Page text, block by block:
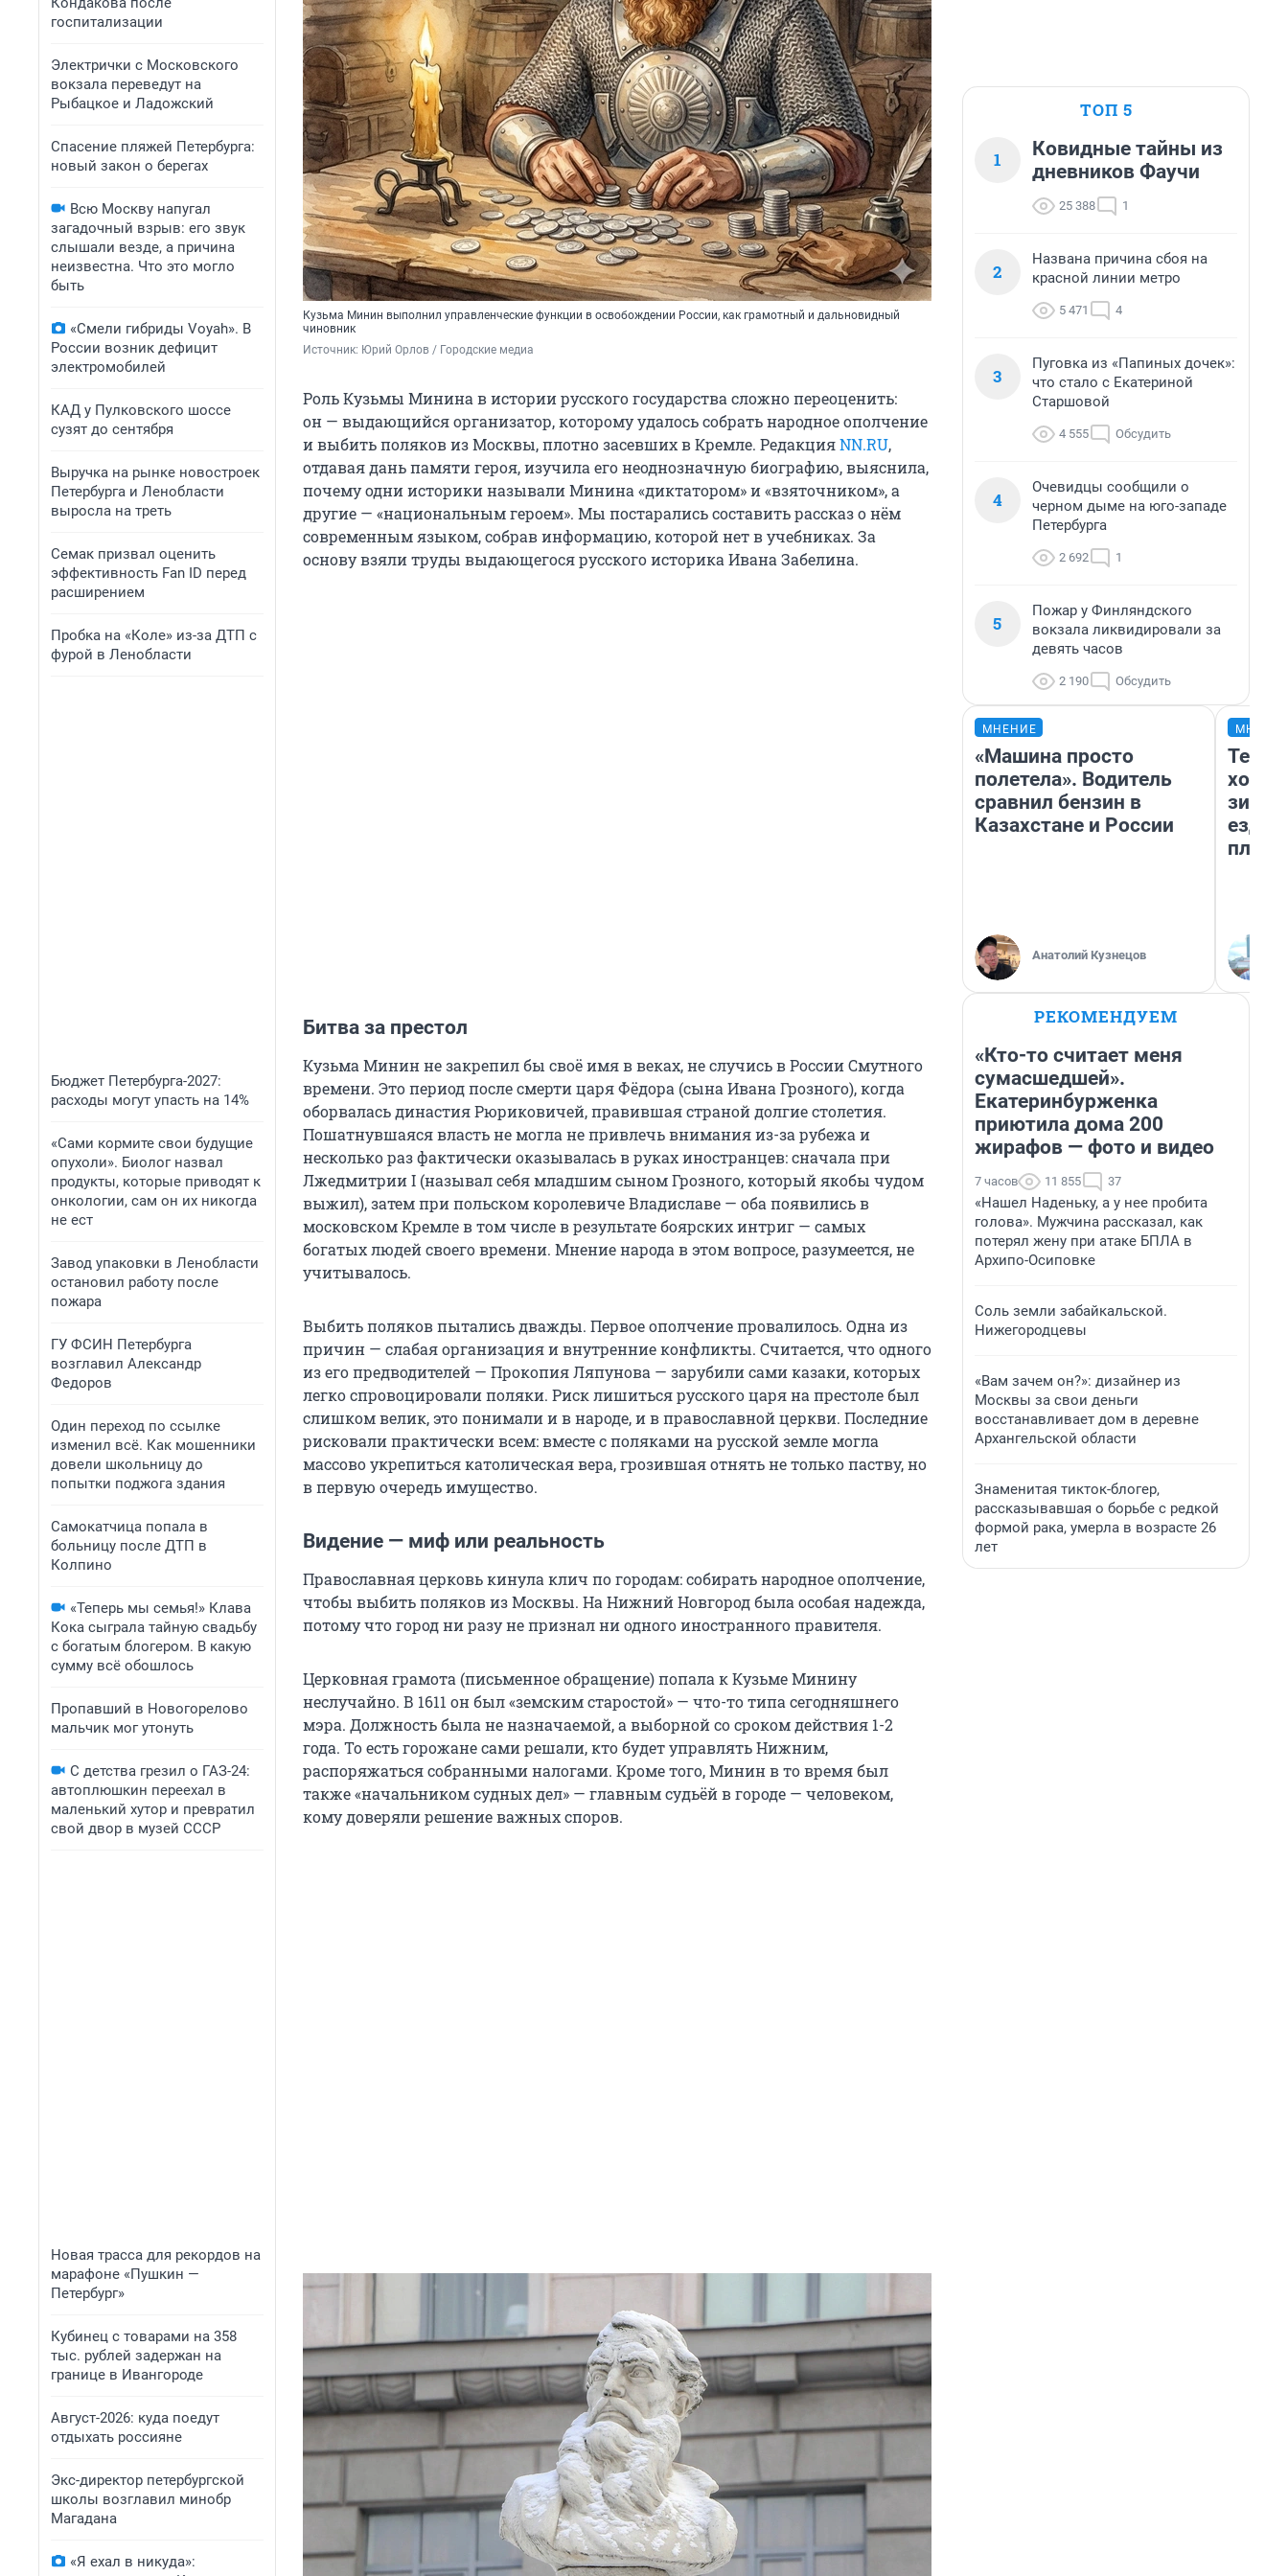
госпитализации
Электрички с Московского
вокзала переведут на
Рыбацкое и Ладожский
Спасение пляжей Петербурга:
новый закон о берегах
Всю Москву напугал
загадочный взрыв: его звук
слышали везде, а причина
неизвестна. Что это могло
быть
«Смели гибриды Voyah». В
России возник дефицит
электромобилей
КАД у Пулковского шоссе
сузят до сентября
Выручка на рынке новостроек
Петербурга и Ленобласти
выросла на треть
Семак призвал оценить
эффективность Fan ID перед
расширением
Пробка на «Коле» из-за ДТП с
фурой в Ленобласти
Бюджет Петербурга-2027:
расходы могут упасть на 14%
«Сами кормите свои будущие
опухоли». Биолог назвал
продукты, которые приводят к
онкологии, сам он их никогда
не ест
Завод упаковки в Ленобласти
остановил работу после
пожара
ГУ ФСИН Петербурга
возглавил Александр
Федоров
Один переход по ссылке
изменил всё. Как мошенники
довели школьницу до
попытки поджога здания
Самокатчица попала в
больницу после ДТП в
Колпино
«Теперь мы семья!» Клава
Кока сыграла тайную свадьбу
с богатым блогером. В какую
сумму всё обошлось
Пропавший в Новогорелово
мальчик мог утонуть
С детства грезил о ГАЗ-24:
автоплюшкин переехал в
маленький хутор и превратил
свой двор в музей СССР
Новая трасса для рекордов на
марафоне «Пушкин —
Петербург»
Кубинец с товарами на 358
тыс. рублей задержан на
границе в Ивангороде
Август-2026: куда поедут
отдыхать россияне
Экс-директор петербургской
школы возглавил минобр
Магадана
«Я ехал в никуда»:
Кузьма Минин выполнил управленческие функции в освобождении России, как грамотный и дальновидный
чиновник
Источник: Юрий Орлов / Городские медиа
Роль Кузьмы Минина в истории русского государства сложно переоценить:
он — выдающийся организатор, которому удалось собрать народное ополчение
и выбить поляков из Москвы, плотно засевших в Кремле. РедакцияNN.RU,
отдавая дань памяти героя, изучила его неоднозначную биографию, выяснила,
почему одни историки называли Минина «диктатором» и «взяточником», а
другие — «национальным героем». Мы постарались составить рассказ о нём
современным языком, собрав информацию, которой нет в учебниках. За
основу взяли труды выдающегося русского историка Ивана Забелина.
Битва за престол
Кузьма Минин не закрепил бы своё имя в веках, не случись в России Смутного
времени. Это период после смерти царя Фёдора (сына Ивана Грозного), когда
оборвалась династия Рюриковичей, правившая страной долгие столетия.
Пошатнувшаяся власть не могла не привлечь внимания из-за рубежа и
несколько раз фактически оказывалась в руках иностранцев: сначала при
Лжедмитрии I (называл себя младшим сыном Грозного, который якобы чудом
выжил), затем при польском королевиче Владиславе — оба появились в
московском Кремле в том числе в результате боярских интриг — самых
богатых людей своего времени. Мнение народа в этом вопросе, разумеется, не
учитывалось.
Выбить поляков пытались дважды. Первое ополчение провалилось. Одна из
причин — слабая организация и внутренние конфликты. Считается, что одного
из его предводителей — Прокопия Ляпунова — зарубили сами казаки, которых
легко спровоцировали поляки. Риск лишиться русского царя на престоле был
слишком велик, это понимали и в народе, и в православной церкви. Последние
рисковали практически всем: вместе с поляками на русской земле могла
массово укрепиться католическая вера, грозившая отнять не только паству, но
в первую очередь имущество.
Видение — миф или реальность
Православная церковь кинула клич по городам: собирать народное ополчение,
чтобы выбить поляков из Москвы. На Нижний Новгород была особая надежда,
потому что город ни разу не признал ни одного иностранного правителя.
Церковная грамота (письменное обращение) попала к Кузьме Минину
неслучайно. В 1611 он был «земским старостой» — что-то типа сегодняшнего
мэра. Должность была не назначаемой, а выборной со сроком действия 1-2
года. То есть горожане сами решали, кто будет управлять Нижним,
распоряжаться собранными налогами. Кроме того, Минин в то время был
также «начальником судных дел» — главным судьёй в городе — человеком,
кому доверяли решение важных споров.
ТОП 5
1
Ковидные тайны из
дневников Фаучи
25 388 1
2
Названа причина сбоя на
красной линии метро
5 471 4
3
Пуговка из «Папиных дочек»:
что стало с Екатериной
Старшовой
4 555 Обсудить
4
Очевидцы сообщили о
черном дыме на юго-западе
Петербурга
2 692 1
5
Пожар у Финляндского
вокзала ликвидировали за
девять часов
2 190 Обсудить
МНЕНИЕ
«Машина просто
полетела». Водитель
сравнил бензин в
Казахстане и России
Анатолий Кузнецов
ездит
РЕКОМЕНДУЕМ
«Кто-то считает меня
сумасшедшей».
Екатеринбурженка
приютила дома 200
жирафов — фото и видео
7 часов 11 855 37
«Нашел Наденьку, а у нее пробита
голова». Мужчина рассказал, как
потерял жену при атаке БПЛА в
Архипо-Осиповке
Соль земли забайкальской.
Нижегородцевы
«Вам зачем он?»: дизайнер из
Москвы за свои деньги
восстанавливает дом в деревне
Архангельской области
Знаменитая тикток-блогер,
рассказывавшая о борьбе с редкой
формой рака, умерла в возрасте 26
лет